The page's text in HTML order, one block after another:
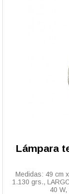
Lámpara
Medidas: 49 cm
1.130 grs.,
40 W,